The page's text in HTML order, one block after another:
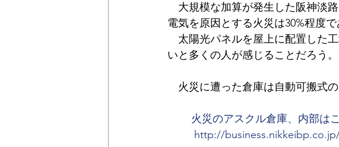
大規模な加算が発生した阪神淡路
電気を原因とする火災は30%程度で
太陽光パネルを屋上に配置した
いと多くの人が感じることだろう。
火災に遭った倉庫は自動可搬式
火災のアスクル倉庫、内部は
http://